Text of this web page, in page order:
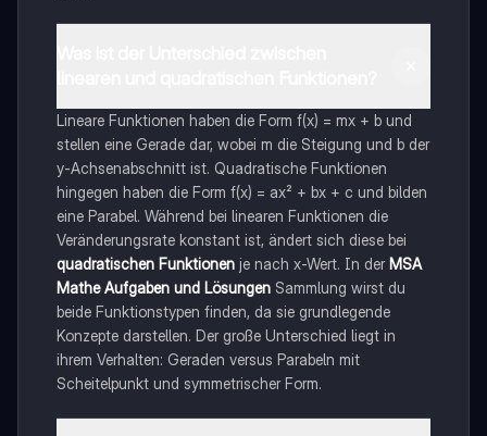
Lineare Funktionen haben die Form f(x) = mx + b und
stellen eine Gerade dar, wobei m die Steigung und b der
y-Achsenabschnitt ist. Quadratische Funktionen
hingegen haben die Form f(x) = ax² + bx + c und bilden
eine Parabel. Während bei linearen Funktionen die
Veränderungsrate konstant ist, ändert sich diese bei
quadratischen Funktionenje nach x-Wert. In der MSA
Mathe Aufgaben und LösungenSammlung wirst du
beide Funktionstypen finden, da sie grundlegende
Konzepte darstellen. Der große Unterschied liegt in
ihrem Verhalten: Geraden versus Parabeln mit
Scheitelpunkt und symmetrischer Form.